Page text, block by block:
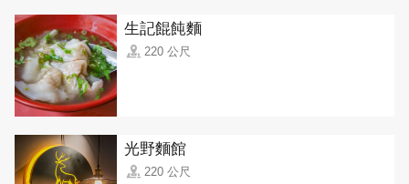
生記餛飩麵
220 公尺
光野麵館
220 公尺